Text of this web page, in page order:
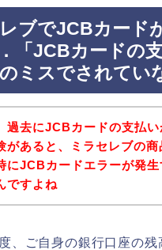
ブでJCBカード
「JCBカードの
ミスでされてい
過去にJCBカードの支払い
があると、ミラセレブの商
にJCBカードエラーが発生
ですよね
、ご自身の銀行口座の残